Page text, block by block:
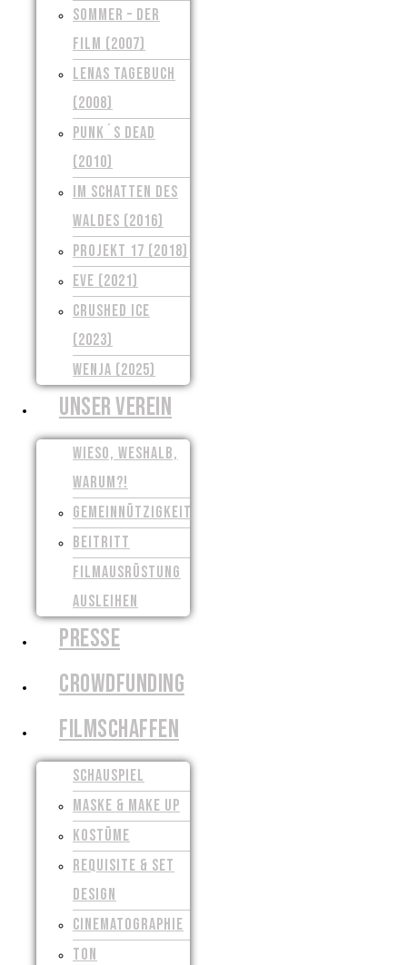
SOMMER – DER
FILM (2007)
LENAS TAGEBUCH
(2008)
PUNK´S DEAD
(2010)
IM SCHATTEN DES
WALDES (2016)
PROJEKT 17 (2018)
EVE (2021)
CRUSHED ICE
(2023)
WENJA (2025)
UNSER VEREIN
WIESO, WESHALB,
WARUM?!
GEMEINNÜTZIGKEIT
BEITRITT
FILMAUSRÜSTUNG
AUSLEIHEN
PRESSE
CROWDFUNDING
FILMSCHAFFEN
SCHAUSPIEL
MASKE & MAKE UP
KOSTÜME
REQUISITE & SET
DESIGN
CINEMATOGRAPHIE
TON